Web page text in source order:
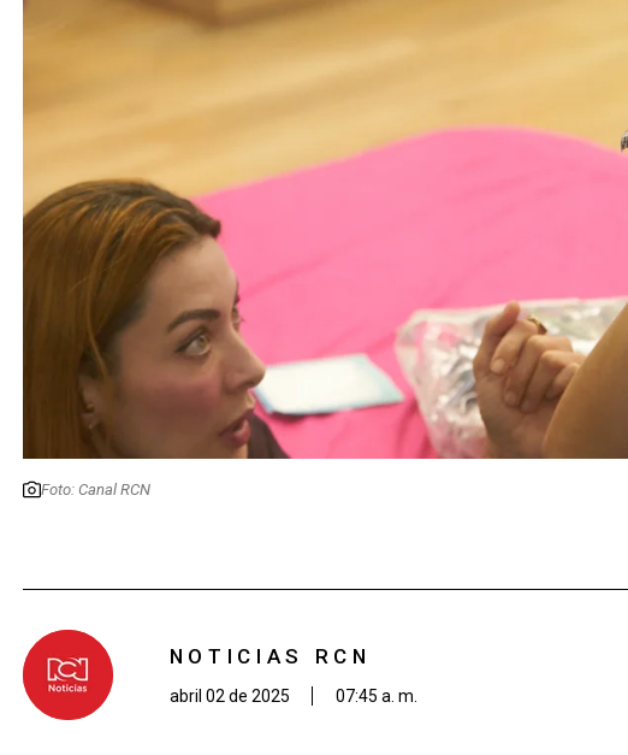
Foto: Canal RCN
NOTICIAS RCN
abril 02 de 2025 07:45 a. m.